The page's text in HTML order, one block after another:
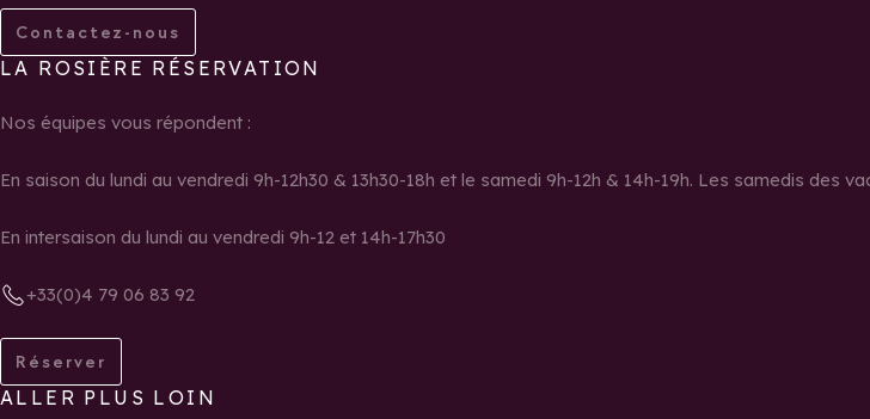
Contactez-nous
LA ROSIÈRE RÉSERVATION
Nos équipes vous répondent :
En saison du lundi au vendredi 9h-12h30 & 13h30-18h et le samedi 9h-12h & 14h-19h. Les samedis des
En intersaison du lundi au vendredi 9h-12 et 14h-17h30
+33(0)4 79 06 83 92
Réserver
ALLER PLUS LOIN